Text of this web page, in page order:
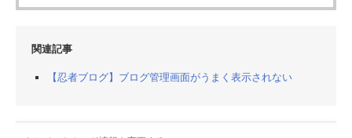
関連記事
【忍者ブログ】ブログ管理画面がうまく表示されない